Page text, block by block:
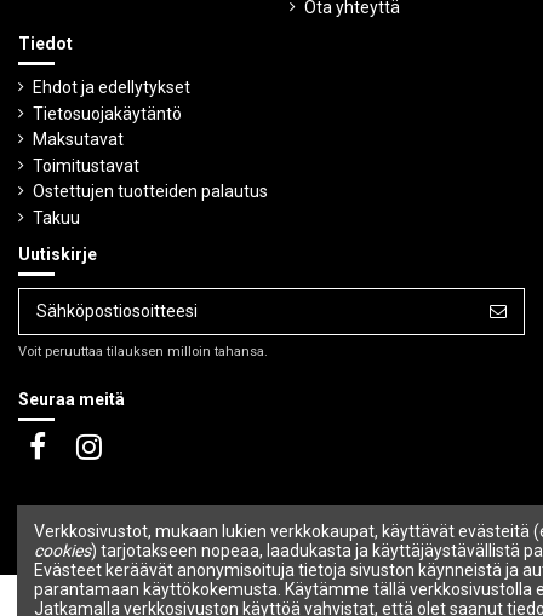
Ota yhteyttä
Tiedot
Ehdot ja edellytykset
Tietosuojakäytäntö
Maksutavat
Toimitustavat
Ostettujen tuotteiden palautus
Takuu
Uutiskirje
Voit peruuttaa tilauksen milloin tahansa.
Seuraa meitä
Verkkosivustot, mukaan lukien verkkokaupat, käyttävät evästeitä
cookies) tarjotakseen nopeaa, laadukasta ja käyttäjäystävällistä
Evästeet keräävät anonymisoituja tietoja sivuston käynneistä ja
parantamaan käyttökokemusta. Käytämme tällä verkkosivustolla
Jatkamalla verkkosivuston käyttöä vahvistat, että olet saanut